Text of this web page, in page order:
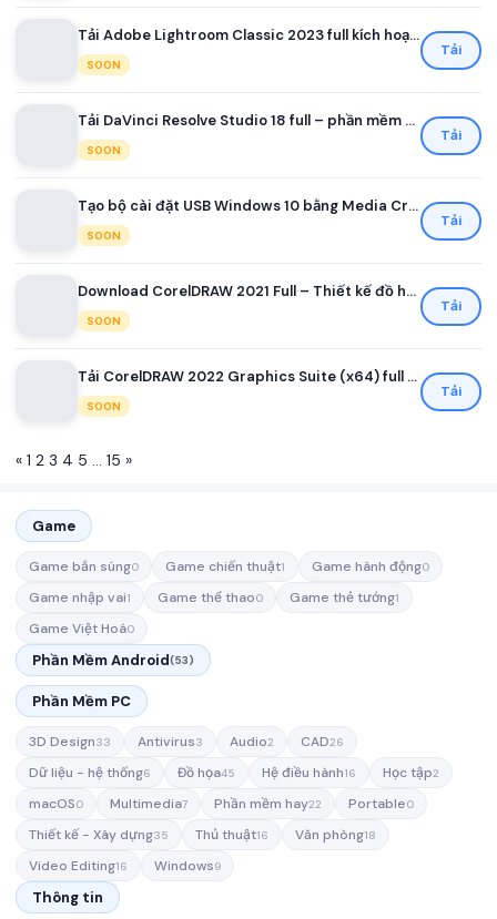
Tải Adobe Lightroom Classic 2023 full kích hoạt sẵn
SOON
Tải
Tải DaVinci Resolve Studio 18 full – phần mềm edit video
SOON
Tải
Tạo bộ cài đặt USB Windows 10 bằng Media Creation Tool
SOON
Tải
Download CorelDRAW 2021 Full – Thiết kế đồ họa chuyên nghiệp
SOON
Tải
Tải CorelDRAW 2022 Graphics Suite (x64) full kích hoạt
SOON
Tải
« 1 2 3 4 5 … 15 »
Game
Game bắn súng0 Game chiến thuật1 Game hành động0
Game nhập vai1 Game thể thao0 Game thẻ tướng1
Game Việt Hoá0
Phần Mềm Android(53)
Phần Mềm PC
3D Design33 Antivirus3 Audio2 CAD26
Dữ liệu - hệ thống6 Đồ họa45 Hệ điều hành16 Học tập2
macOS0 Multimedia7 Phần mềm hay22 Portable0
Thiết kế - Xây dựng35 Thủ thuật16 Văn phòng18
Video Editing16 Windows9
Thông tin